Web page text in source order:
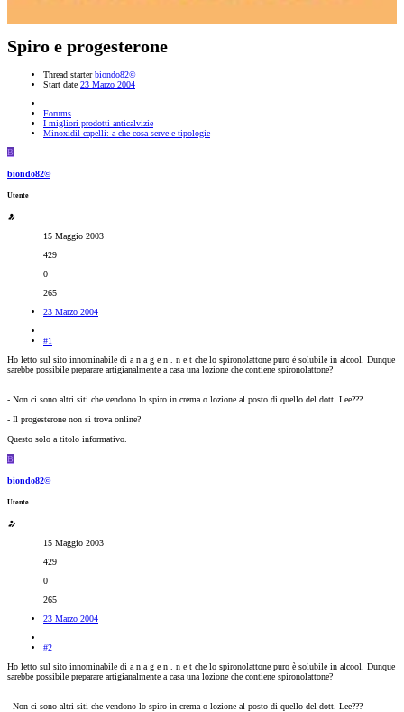
Spiro e progesterone
Thread starter biondo82©
Start date 23 Marzo 2004
Forums
I migliori prodotti anticalvizie
Minoxidil capelli: a che cosa serve e tipologie
B
biondo82©
Utente
15 Maggio 2003
429
0
265
23 Marzo 2004
#1
Ho letto sul sito innominabile di a n a g e n . n e t che lo spironolattone puro è solubile in alcool. Dunque
sarebbe possibile preparare artigianalmente a casa una lozione che contiene spironolattone?
- Non ci sono altri siti che vendono lo spiro in crema o lozione al posto di quello del dott. Lee???
- Il progesterone non si trova online?
Questo solo a titolo informativo.
B
biondo82©
Utente
15 Maggio 2003
429
0
265
23 Marzo 2004
#2
Ho letto sul sito innominabile di a n a g e n . n e t che lo spironolattone puro è solubile in alcool. Dunque
sarebbe possibile preparare artigianalmente a casa una lozione che contiene spironolattone?
- Non ci sono altri siti che vendono lo spiro in crema o lozione al posto di quello del dott. Lee???